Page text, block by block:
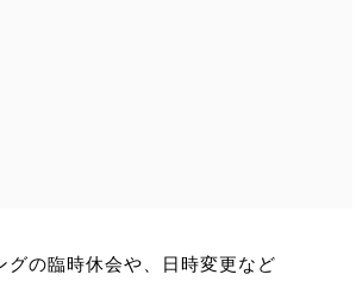
グの臨時休会や、日時変更など